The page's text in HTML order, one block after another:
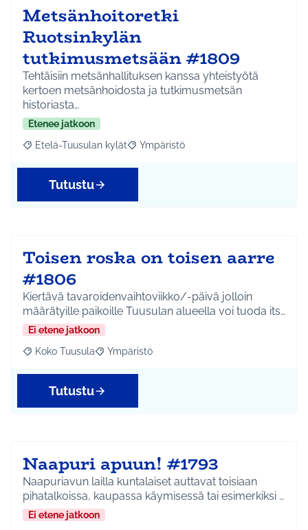
Metsänhoitoretki
Ruotsinkylän
tutkimusmetsään #1809
Tehtäisiin metsänhallituksen kanssa yhteistyötä
kertoen metsänhoidosta ja tutkimusmetsän
historiasta…
Etenee jatkoon
Rajaa tulokset aihepiirin mukaan: Etelä-Tuusulan kylät
Etelä-Tuusulan kylät Rajaa tulokset teeman mukaan:
Ympäristö
Tutustu
Toisen roska on toisen aarre
#1806
Kiertävä tavaroidenvaihtoviikko/-päivä jolloin
määrätyille paikoille Tuusulan alueella voi tuoda its…
Ei etene jatkoon
Rajaa tulokset aihepiirin mukaan: Koko Tuusula
Koko Tuusula Rajaa tulokset teeman mukaan: Ympäristö
Ympäristö
Tutustu
Naapuri apuun! #1793
Naapuriavun lailla kuntalaiset auttavat toisiaan
pihatalkoissa, kaupassa käymisessä tai esimerkiksi …
Ei etene jatkoon